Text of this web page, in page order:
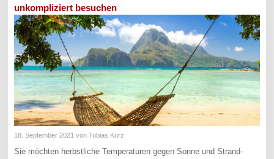
unkompliziert besuchen
18. September 2021 von Tobias Kurz
Sie möchten herbstliche Temperaturen gegen Sonne und Strand-